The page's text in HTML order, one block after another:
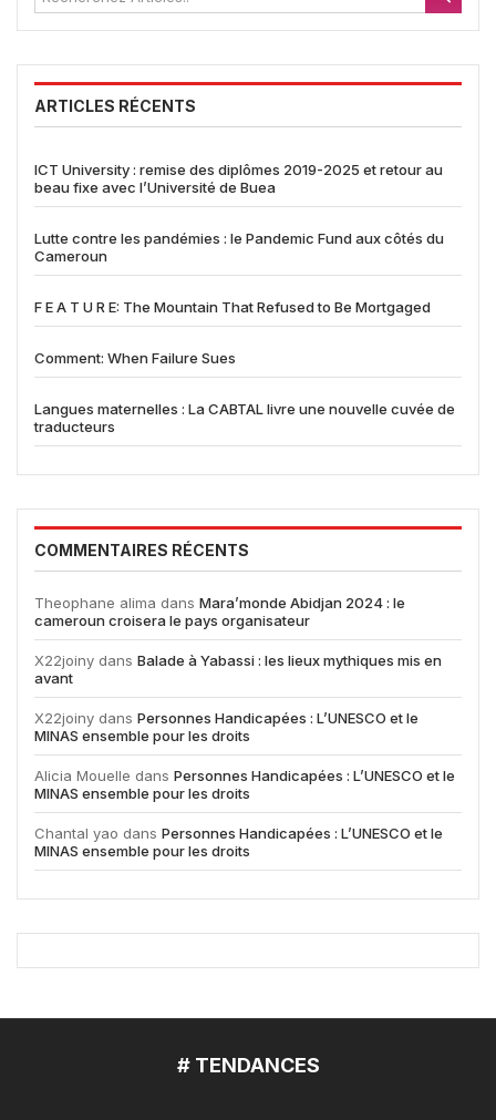
ARTICLES RÉCENTS
ICT University : remise des diplômes 2019-2025 et retour au
beau fixe avec l’Université de Buea
Lutte contre les pandémies : le Pandemic Fund aux côtés du
Cameroun
F E A T U R E: The Mountain That Refused to Be Mortgaged
Comment: When Failure Sues
Langues maternelles : La CABTAL livre une nouvelle cuvée de
traducteurs
COMMENTAIRES RÉCENTS
Theophane alima dans Mara’monde Abidjan 2024 : le
cameroun croisera le pays organisateur
X22joiny dans Balade à Yabassi : les lieux mythiques mis en
avant
X22joiny dans Personnes Handicapées : L’UNESCO et le
MINAS ensemble pour les droits
Alicia Mouelle dans Personnes Handicapées : L’UNESCO et le
MINAS ensemble pour les droits
Chantal yao dans Personnes Handicapées : L’UNESCO et le
MINAS ensemble pour les droits
# TENDANCES